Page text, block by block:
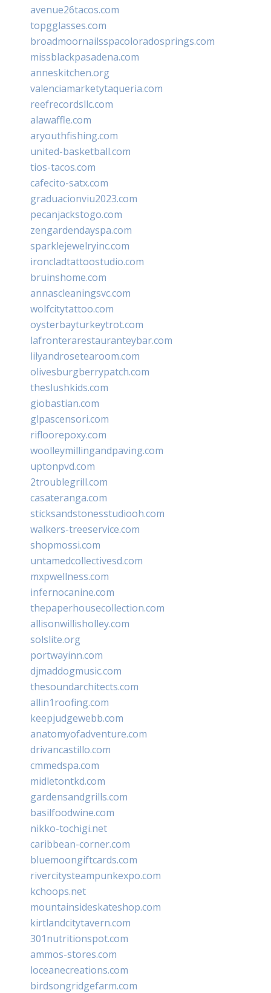
avenue26tacos.com
topgglasses.com
broadmoornailsspacoloradosprings.com
missblackpasadena.com
anneskitchen.org
valenciamarketytaqueria.com
reefrecordsllc.com
alawaffle.com
aryouthfishing.com
united-basketball.com
tios-tacos.com
cafecito-satx.com
graduacionviu2023.com
pecanjackstogo.com
zengardendayspa.com
sparklejewelryinc.com
ironcladtattoostudio.com
bruinshome.com
annascleaningsvc.com
wolfcitytattoo.com
oysterbayturkeytrot.com
lafronterarestauranteybar.com
lilyandrosetearoom.com
olivesburgberrypatch.com
theslushkids.com
giobastian.com
glpascensori.com
rifloorepoxy.com
woolleymillingandpaving.com
uptonpvd.com
2troublegrill.com
casateranga.com
sticksandstonesstudiooh.com
walkers-treeservice.com
shopmossi.com
untamedcollectivesd.com
mxpwellness.com
infernocanine.com
thepaperhousecollection.com
allisonwillisholley.com
solslite.org
portwayinn.com
djmaddogmusic.com
thesoundarchitects.com
allin1roofing.com
keepjudgewebb.com
anatomyofadventure.com
drivancastillo.com
cmmedspa.com
midletontkd.com
gardensandgrills.com
basilfoodwine.com
nikko-tochigi.net
caribbean-corner.com
bluemoongiftcards.com
rivercitysteampunkexpo.com
kchoops.net
mountainsideskateshop.com
kirtlandcitytavern.com
301nutritionspot.com
ammos-stores.com
loceanecreations.com
birdsongridgefarm.com